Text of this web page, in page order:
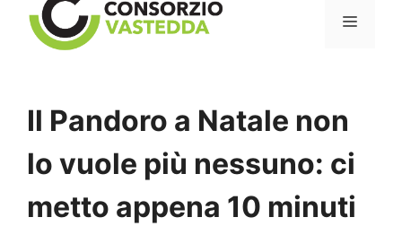
contenuto
MENU
Il Pandoro a Natale non
lo vuole più nessuno: ci
metto appena 10 minuti